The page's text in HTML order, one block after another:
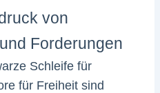
von
Forderungen
Schleife für
für Freiheit sind